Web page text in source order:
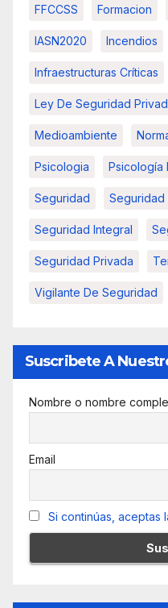
FFCCSS Formacion
IASN2020 Incendios
Infraestructuras Críticas
Ley De Seguridad
Medioambiente
Psicologia Psicología
Seguridad Seguridad
Seguridad Integral
Seguridad Privada
Vigilante De Seguridad
Suscribete A
Nombre o nombre
Email
Si continúas, aceptas